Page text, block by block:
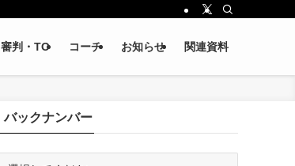
審判・TO コーチ お知らせ 関連資料
バックナンバー